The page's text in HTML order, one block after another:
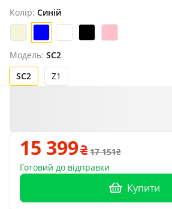
Колір: Синій
Модель: SC2
SC2
Z1
15 399
17 151
Готовий до відправки
Купити